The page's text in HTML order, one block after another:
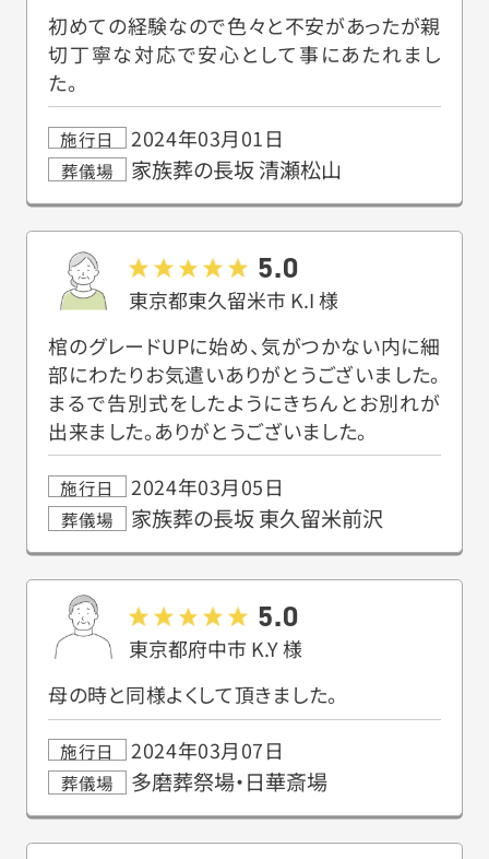
施行日 2024年03月01日
初めての経験なので色々と不安があったが親
切丁寧な対応で安心として事にあたれまし
た。
葬儀場 家族葬の長坂 清瀬松山
東京都東久留米市 K.I様
5.0
施行日 2024年03月05日
棺のグレードUPに始め、気がつかない内に細
部にわたりお気遣いありがとうございました。
まるで告別式をしたようにきちんとお別れが
出来ました。ありがとうございました。
葬儀場 家族葬の長坂 東久留米前沢
東京都府中市 K.Y様
5.0
施行日 2024年03月07日
母の時と同様よくして頂きました。
葬儀場 多磨葬祭場・日華斎場